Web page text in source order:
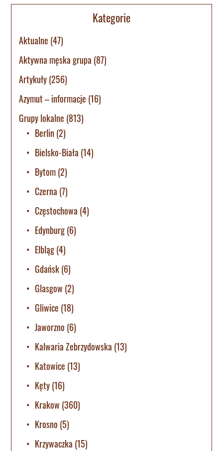
Kategorie
Aktualne (47)
Aktywna męska grupa (87)
Artykuły(256)
Azymut – informacje (16)
Grupy lokalne (813)
Berlin (2)
Bielsko-Biała (14)
Bytom(2)
Czerna (7)
Częstochowa (4)
Edynburg(6)
Elbląg(4)
Gdańsk(6)
Glasgow (2)
Gliwice (18)
Jaworzno (6)
Kalwaria Zebrzydowska (13)
Katowice (13)
Kęty(16)
Krakow (360)
Krosno (5)
Krzywaczka (15)